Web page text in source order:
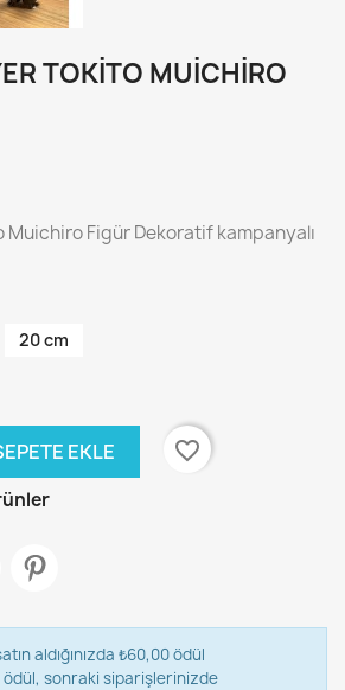
TOKITO MUICHIRO
Muichiro Figür Dekoratif kampanyalı
20 cm
EKLE
favorite_border
aldığınızda ₺60,00 ödül
ödül, sonraki siparişlerinizde